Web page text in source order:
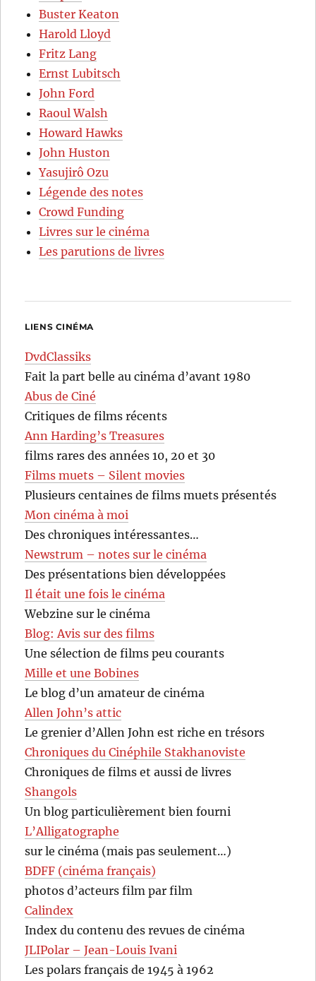
Buster Keaton
Harold Lloyd
Fritz Lang
Ernst Lubitsch
John Ford
Raoul Walsh
Howard Hawks
John Huston
Yasujirô Ozu
Légende des notes
Crowd Funding
Livres sur le cinéma
Les parutions de livres
LIENS CINÉMA
DvdClassiks
Fait la part belle au cinéma d’avant 1980
Abus de Ciné
Critiques de films récents
Ann Harding’s Treasures
films rares des années 10, 20 et 30
Films muets – Silent movies
Plusieurs centaines de films muets présentés
Mon cinéma à moi
Des chroniques intéressantes…
Newstrum – notes sur le cinéma
Des présentations bien développées
Il était une fois le cinéma
Webzine sur le cinéma
Blog: Avis sur des films
Une sélection de films peu courants
Mille et une Bobines
Le blog d’un amateur de cinéma
Allen John’s attic
Le grenier d’Allen John est riche en trésors
Chroniques du Cinéphile Stakhanoviste
Chroniques de films et aussi de livres
Shangols
Un blog particulièrement bien fourni
L’Alligatographe
sur le cinéma (mais pas seulement…)
BDFF (cinéma français)
photos d’acteurs film par film
Calindex
Index du contenu des revues de cinéma
JLIPolar – Jean-Louis Ivani
Les polars français de 1945 à 1962